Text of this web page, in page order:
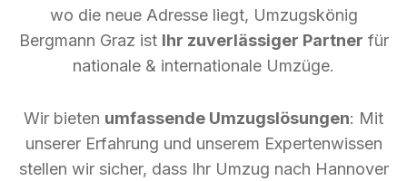
wo die neue Adresse liegt, Umzugskönig
Bergmann Graz ist Ihr zuverlässiger Partner für
nationale & internationale Umzüge.
Wir bieten umfassende Umzugslösungen: Mit
unserer Erfahrung und unserem Expertenwissen
stellen wir sicher, dass Ihr Umzug nach Hannover